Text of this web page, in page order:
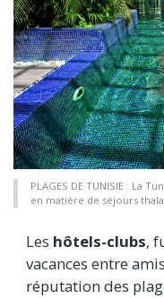
PLAGES DE TUNISIE : La
en matière de séjours
Les hôtels-clubs,
vacances entre
réputation des